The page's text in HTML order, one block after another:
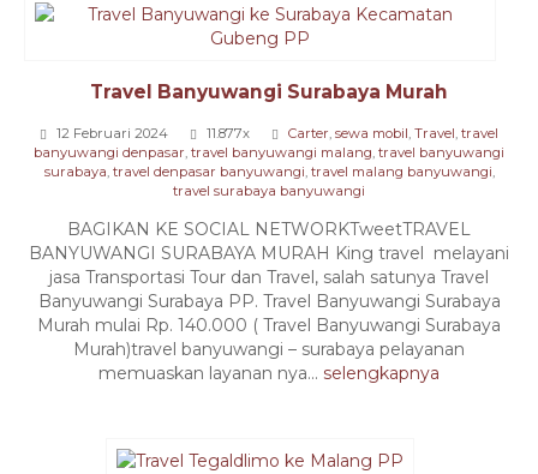
Travel Banyuwangi Surabaya Murah
12 Februari 2024 11.877x Carter, sewa mobil, Travel, travel
banyuwangi denpasar, travel banyuwangi malang, travel banyuwangi
surabaya, travel denpasar banyuwangi, travel malang banyuwangi,
travel surabaya banyuwangi
BAGIKAN KE SOCIAL NETWORKTweetTRAVEL
BANYUWANGI SURABAYA MURAH King travel melayani
jasa Transportasi Tour dan Travel, salah satunya Travel
Banyuwangi Surabaya PP. Travel Banyuwangi Surabaya
Murah mulai Rp. 140.000 ( Travel Banyuwangi Surabaya
Murah)travel banyuwangi – surabaya pelayanan
memuaskan layanan nya... selengkapnya